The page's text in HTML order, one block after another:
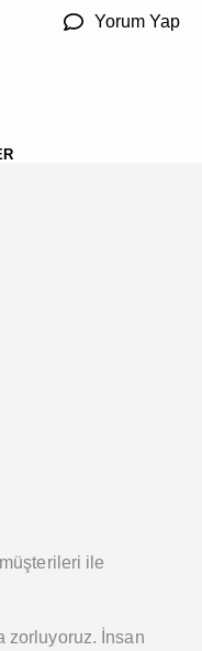
Yorum Yap
ile
zorluyoruz. İnsan